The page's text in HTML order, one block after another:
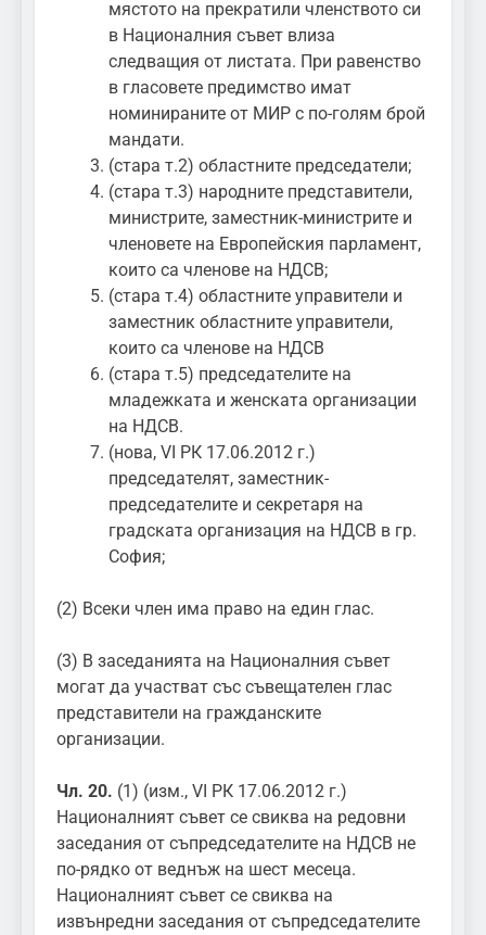
мястото на прекратили членството си
в Националния съвет влиза
следващия от листата. При равенство
в гласовете предимство имат
номинираните от МИР с по-голям брой
мандати.
(стара т.2) областните председатели;
(стара т.3) народните представители,
министрите, заместник-министрите и
членовете на Европейския парламент,
които са членове на НДСВ;
(стара т.4) областните управители и
заместник областните управители,
които са членове на НДСВ
(стара т.5) председателите на
младежката и женската организации
на НДСВ.
(нова, VI РК 17.06.2012 г.)
председателят, заместник-
председателите и секретаря на
градската организация на НДСВ в гр.
София;
(2) Всеки член има право на един глас.
(3) В заседанията на Националния съвет
могат да участват със съвещателен глас
представители на гражданските
организации.
Чл. 20. (1) (изм., VI РК 17.06.2012 г.)
Националният съвет се свиква на редовни
заседания от съпредседателите на НДСВ не
по-рядко от веднъж на шест месеца.
Националният съвет се свиква на
извънредни заседания от съпредседателите